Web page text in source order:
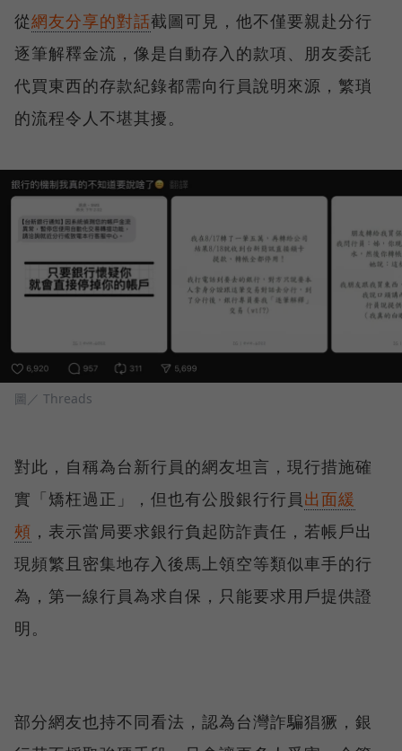
從網友分享的對話截圖可見，他不僅要親赴分行
逐筆解釋金流，像是自動存入的款項、朋友委託
代買東西的存款紀錄都需向行員說明來源，繁瑣
的流程令人不堪其擾。
圖／ Threads
對此，自稱為台新行員的網友坦言，現行措施確
實「矯枉過正」，但也有公股銀行行員出面緩
頰 ，表示當局要求銀行負起防詐責任，若帳戶出
現頻繁且密集地存入後馬上領空等類似車手的行
為，第一線行員為求自保，只能要求用戶提供證
明。
部分網友也持不同看法，認為台灣詐騙猖獗，銀